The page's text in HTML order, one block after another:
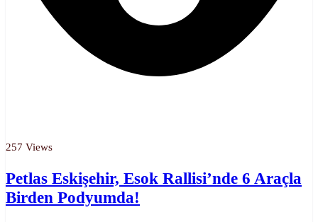
257 Views
Petlas Eskişehir, Esok Rallisi’nde 6 Araçla
Birden Podyumda!